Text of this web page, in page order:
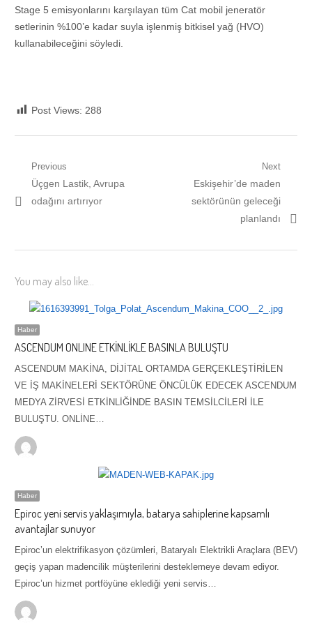
Stage 5 emisyonlarını karşılayan tüm Cat mobil jeneratör
setlerinin %100’e kadar suyla işlenmiş bitkisel yağ (HVO)
kullanabileceğini söyledi.
Post Views: 288
Yazı
gezinmesi
Previous
Previous
post:
Üçgen Lastik, Avrupa
odağını artırıyor
Next
Next
post:
Eskişehir’de maden
sektörünün geleceği
planlandı
You may also like...
Haber
ASCENDUM ONLINE ETKİNLİKLE BASINLA BULUŞTU
ASCENDUM MAKİNA, DİJİTAL ORTAMDA GERÇEKLEŞTİRİLEN
VE İŞ MAKİNELERİ SEKTÖRÜNE ÖNCÜLÜK EDECEK ASCENDUM
MEDYA ZİRVESİ ETKİNLİĞİNDE BASIN TEMSİLCİLERİ İLE
BULUŞTU. ONLİNE…
Haber
Epiroc yeni servis yaklaşımıyla, batarya sahiplerine kapsamlı
avantajlar sunuyor
Epiroc’un elektrifikasyon çözümleri, Bataryalı Elektrikli Araçlara (BEV)
geçiş yapan madencilik müşterilerini desteklemeye devam ediyor.
Epiroc’un hizmet portföyüne eklediği yeni servis…